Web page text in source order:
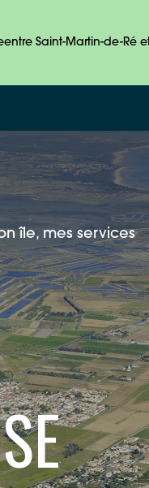
Saint-Martin-de-Ré
île, mes services